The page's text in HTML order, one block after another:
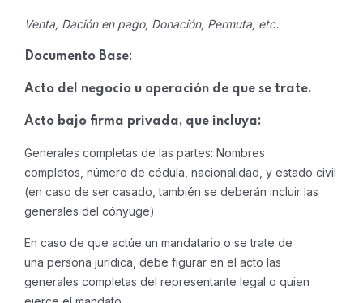
Venta, Dación en pago, Donación, Permuta, etc.
Documento Base:
Acto del negocio u operación de que se trate.
Acto bajo firma privada, que incluya:
Generales completas de las partes: Nombres
completos, número de cédula, nacionalidad, y estado civil
(en caso de ser casado, también se deberán incluir las
generales del cónyuge).
En caso de que actúe un mandatario o se trate de
una persona jurídica, debe figurar en el acto las
generales completas del representante legal o quien